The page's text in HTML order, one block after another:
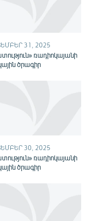
31, 2025
ռադիոկայանի
ծրագիր
30, 2025
ռադիոկայանի
ծրագիր